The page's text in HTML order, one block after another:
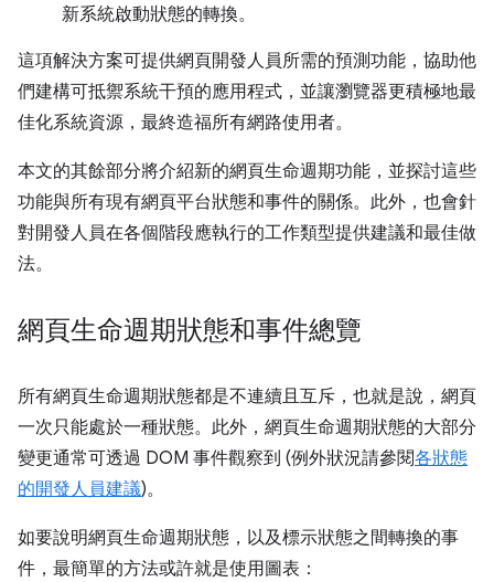
新系統啟動狀態的轉換。
這項解決方案可提供網頁開發人員所需的預測功能，協助他
們建構可抵禦系統干預的應用程式，並讓瀏覽器更積極地最
佳化系統資源，最終造福所有網路使用者。
本文的其餘部分將介紹新的網頁生命週期功能，並探討這些
功能與所有現有網頁平台狀態和事件的關係。此外，也會針
對開發人員在各個階段應執行的工作類型提供建議和最佳做
法。
網頁生命週期狀態和事件總覽
所有網頁生命週期狀態都是不連續且互斥，也就是說，網頁
一次只能處於一種狀態。此外，網頁生命週期狀態的大部分
變更通常可透過 DOM 事件觀察到 (例外狀況請參閱各狀態
的開發人員建議)。
如要說明網頁生命週期狀態，以及標示狀態之間轉換的事
件，最簡單的方法或許就是使用圖表：